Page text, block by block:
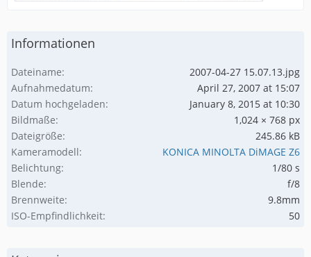
Informationen
Dateiname
2007-04-27 15.07.13.jpg
Aufnahmedatum
April 27, 2007 at 15:07
Datum hochgeladen
January 8, 2015 at 10:30
Bildmaße
1,024 × 768 px
Dateigröße
245.86 kB
Kameramodell
KONICA MINOLTA DiMAGE Z6
Belichtung
1/80 s
Blende
f/8
Brennweite
9.8mm
ISO-Empfindlichkeit
50